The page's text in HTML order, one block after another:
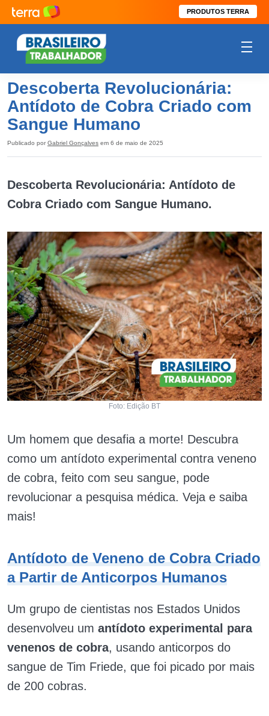
PRODUTOS TERRA
Descoberta Revolucionária:
Antídoto de Cobra Criado com
Sangue Humano
Publicado por Gabriel Gonçalves em 6 de maio de 2025
Descoberta Revolucionária: Antídoto de
Cobra Criado com Sangue Humano.
Foto: Edição BT
Um homem que desafia a morte! Descubra
como um antídoto experimental contra veneno
de cobra, feito com seu sangue, pode
revolucionar a pesquisa médica. Veja e saiba
mais!
Antídoto de Veneno de Cobra Criado
a Partir de Anticorpos Humanos
Um grupo de cientistas nos Estados Unidos
desenvolveu um antídoto experimental para
venenos de cobra, usando anticorpos do
sangue de Tim Friede, que foi picado por mais
de 200 cobras.